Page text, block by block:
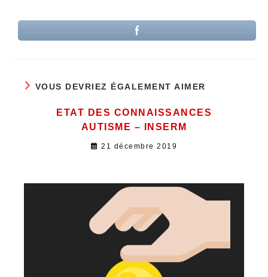
VOUS DEVRIEZ ÉGALEMENT AIMER
ETAT DES CONNAISSANCES
AUTISME – INSERM
21 décembre 2019